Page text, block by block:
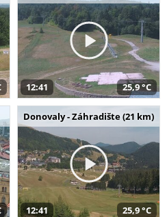
12:41 25,9 °C
Donovaly - Záhradište (21 km)
12:41 25,9 °C